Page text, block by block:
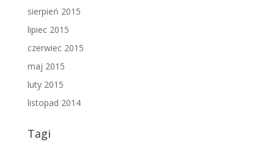
sierpień 2015
lipiec 2015
czerwiec 2015
maj 2015
luty 2015
listopad 2014
Tagi